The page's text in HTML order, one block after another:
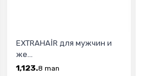
EXTRAHAİR для мужчин и
же...
1,123.8 man